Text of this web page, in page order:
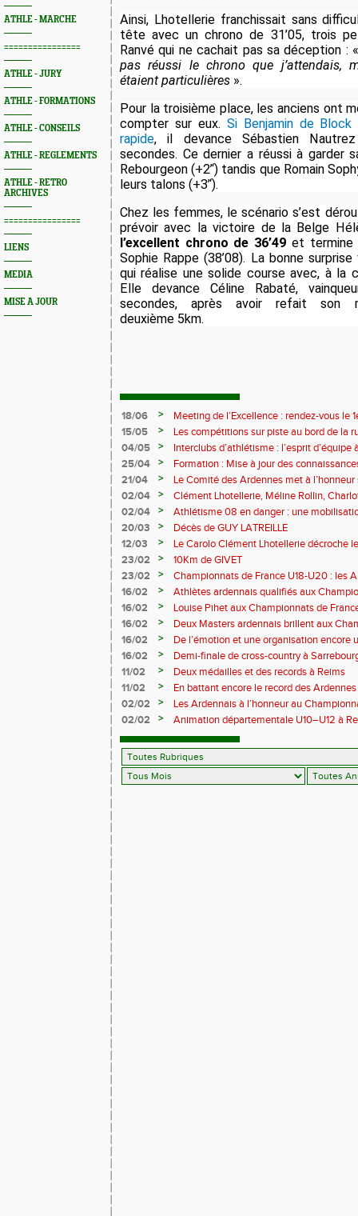
ATHLE - MARCHE
================
ATHLE - JURY
ATHLE - FORMATIONS
ATHLE - CONSEILS
ATHLE - REGLEMENTS
ATHLE - RETRO
ARCHIVES
================
LIENS
MEDIA
MISE A JOUR
Ainsi, Lhotellerie franchissait sans
tête avec un chrono de 31’05, trois
Ranvé qui ne cachait pas sa déception :
pas réussi le chrono que j’attendais,
étaient particulières ».
Pour la troisième place, les anciens ont
compter sur eux. Si Benjamin de
rapide, il devance Sébastien
secondes. Ce dernier a réussi à garder
Rebourgeon (+2’‘) tandis que Romain
leurs talons (+3’‘).
Chez les femmes, le scénario s’est
prévoir avec la victoire de la Belge
l’excellent chrono de 36’49 et termine
Sophie Rappe (38’08). La bonne
qui réalise une solide course avec, à la
Elle devance Céline Rabaté,
secondes, après avoir refait son
deuxième 5km.
18/06 >
Meeting de l’Excellence : rendez-vous le
15/05
>
Les compétitions sur piste au bord de la
04/05
>
Interclubs d’athlétisme : l’esprit d’équipe
rempart contre la sédentarité des jeunes
25/04 >
Formation : Mise à jour des
M372)
21/04 >
Le Comité des Ardennes met à
02/04
>
Clément Lhotellerie, Méline Rollin,
prolifique pour les coureurs ardennais
02/04 >
Athlétisme 08 en danger : une
20/03
>
Décès de GUY LATREILLE
12/03
>
Le Carolo Clément Lhotellerie décroche
master de cross-country
23/02 >
10Km de GIVET
23/02
>
Championnats de France U18-U20 : les
Val-de-Reuil
16/02 >
Athlètes ardennais qualifiés aux
en salle
16/02 >
Louise Pihet aux Championnats de
16/02
>
Deux Masters ardennais brillent aux
Saint‑Brieuc
16/02 >
De l’émotion et une organisation encore
Trail 2026
16/02 >
Demi-finale de cross-country à
boue… et à la fête !
11/02 >
Deux médailles et des records à Reims
11/02
>
En battant encore le record des
Pihet ira aux championnats de France
02/02 >
Les Ardennais à l’honneur au
02/02
>
Animation départementale U10–U12 à